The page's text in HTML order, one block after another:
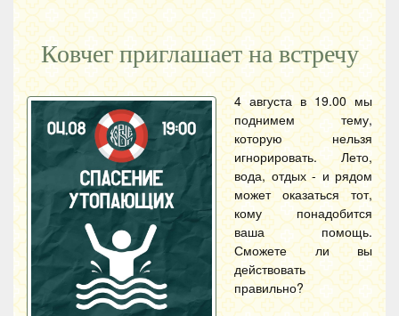
Ковчег приглашает на встречу
4 августа в 19.00 мы
поднимем тему,
которую нельзя
игнорировать. Лето,
вода, отдых - и рядом
может оказаться тот,
кому понадобится
ваша помощь.
Сможете ли вы
действовать
правильно?